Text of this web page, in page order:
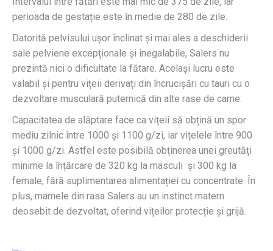
perioada de gestație este în medie de 280 de zile.
Datorită pelvisului ușor înclinat și mai ales a deschiderii
sale pelviene excepționale și inegalabile, Salers nu
prezintă nici o dificultate la fătare. Același lucru este
valabil și pentru vițeii derivați din încrucișări cu tauri cu o
dezvoltare musculară puternică din alte rase de carne.
Capacitatea de alăptare face ca vițeii să obțină un spor
mediu zilnic între 1000 și 1100 g/zi, iar vițelele între 900
și 1000 g/zi. Astfel este posibilă obținerea unei greutăți
minime la înțărcare de 320 kg la masculi și 300 kg la
female, fără suplimentarea alimentației cu concentrate. În
plus, mamele din rasa Salers au un instinct matern
deosebit de dezvoltat, oferind vițeilor protecție și grijă.